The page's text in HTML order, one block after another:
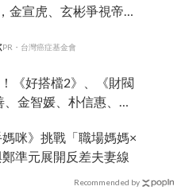
金宣虎、玄彬爭視帝，
PR・台灣癌症基金會
《好搭檔2》、《財閥
金智媛、朴信惠、金
咪》挑戰「職場媽媽×
準元展開反差夫妻線
Recommended by